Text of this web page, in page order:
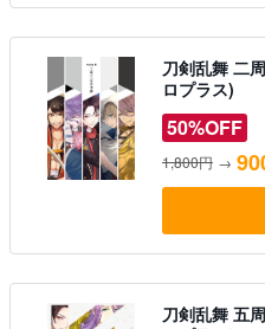
刀剣乱舞 二
ロプラス)
50%OFF
1,800円 →
刀剣乱舞 五